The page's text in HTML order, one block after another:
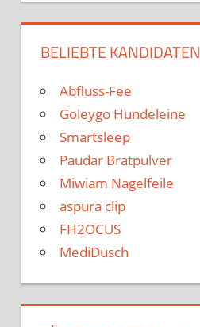
BELIEBTE KANDIDATEN
Abfluss-Fee
Goleygo Hundeleine
Smartsleep
Paudar Bratpulver
Miwiam Nagelfeile
aspura clip
FH2OCUS
MediDusch